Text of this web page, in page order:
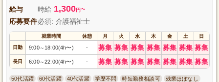
給与 時給 1,300円 ~
応募要件必須: 介護福祉士
就業時間 休憩 月 火 水 木 金 土 日
日勤 9:00～ 18:00(4h〜) - 募集 募集 募集 募集 募集 募集 募集
長日 6:00～22:00(4h〜) - 募集 募集 募集 募集 募集 募集 募集
50代活躍 60代活躍 40代活躍 学歴不問 時短勤務相談可 残業ほぼなし